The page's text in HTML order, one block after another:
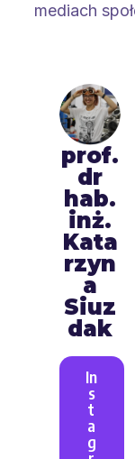
mediach
prof.
dr
hab.
inż.
Kata
rzyn
a
Siuz
dak
In
s
t
a
g